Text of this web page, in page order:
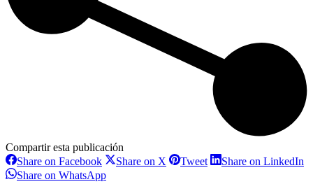
Compartir esta publicación
Share on FacebookShare
on
Facebook
Share on X ShareTweetShareShare on LinkedIn
Share on WhatsAppShare